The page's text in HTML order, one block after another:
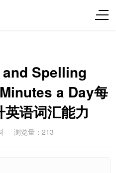
Spelling
a Day每
语词汇能力
浏览量：213